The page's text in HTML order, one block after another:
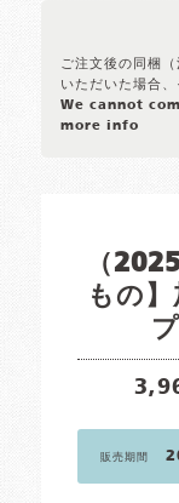
ご注文後の同梱
いただいた場合
We cannot
more info
（
もの
販売期間